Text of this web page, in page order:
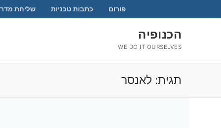
לתוכן
פורום כתבות טכניות שליחת
הכנופיה
WE DO IT OURSELVES
תגית: לאנסר